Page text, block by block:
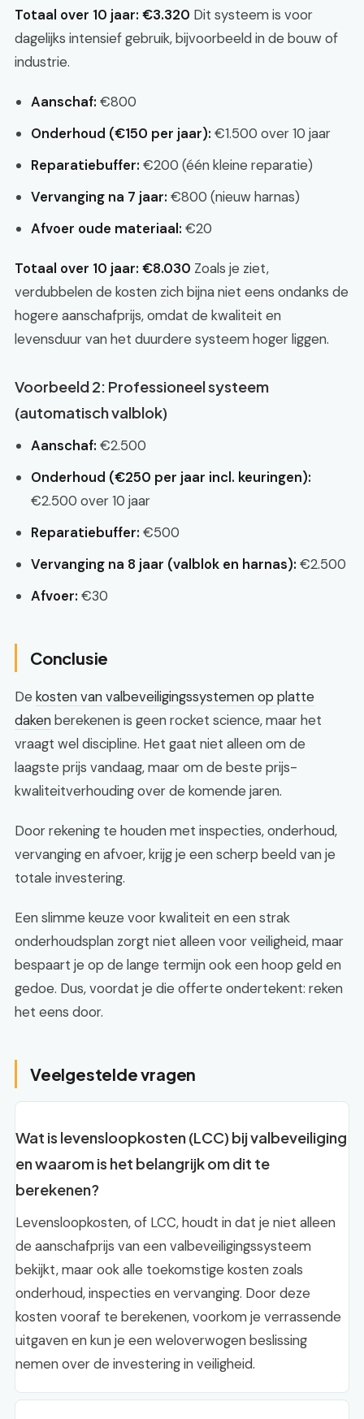
Totaal over 10 jaar: €3.320 Dit systeem is voor
dagelijks intensief gebruik, bijvoorbeeld in de bouw of
industrie.
Aanschaf: €800
Onderhoud (€150 per jaar): €1.500 over 10 jaar
Reparatiebuffer: €200 (één kleine reparatie)
Vervanging na 7 jaar: €800 (nieuw harnas)
Afvoer oude materiaal: €20
Totaal over 10 jaar: €8.030 Zoals je ziet,
verdubbelen de kosten zich bijna niet eens ondanks de
hogere aanschafprijs, omdat de kwaliteit en
levensduur van het duurdere systeem hoger liggen.
Voorbeeld 2: Professioneel systeem
(automatisch valblok)
Aanschaf: €2.500
Onderhoud (€250 per jaar incl. keuringen):
€2.500 over 10 jaar
Reparatiebuffer: €500
Vervanging na 8 jaar (valblok en harnas): €2.500
Afvoer: €30
Conclusie
De kosten van valbeveiligingssystemen op platte
dakenberekenen is geen rocket science, maar het
vraagt wel discipline. Het gaat niet alleen om de
laagste prijs vandaag, maar om de beste prijs-
kwaliteitverhouding over de komende jaren.
Door rekening te houden met inspecties, onderhoud,
vervanging en afvoer, krijg je een scherp beeld van je
totale investering.
Een slimme keuze voor kwaliteit en een strak
onderhoudsplan zorgt niet alleen voor veiligheid, maar
bespaart je op de lange termijn ook een hoop geld en
gedoe. Dus, voordat je die offerte ondertekent: reken
het eens door.
Veelgestelde vragen
Wat is levensloopkosten (LCC) bij valbeveiliging
en waarom is het belangrijk om dit te
berekenen?
Levensloopkosten, of LCC, houdt in dat je niet alleen
de aanschafprijs van een valbeveiligingssysteem
bekijkt, maar ook alle toekomstige kosten zoals
onderhoud, inspecties en vervanging. Door deze
kosten vooraf te berekenen, voorkom je verrassende
uitgaven en kun je een weloverwogen beslissing
nemen over de investering in veiligheid.